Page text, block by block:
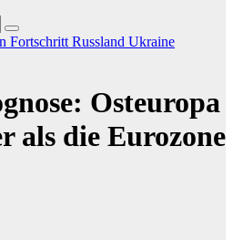
Fortschritt Russland Ukraine
Osteuropa
als die Eurozone